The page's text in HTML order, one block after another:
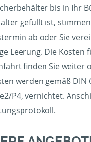
bis in Ihr
gefüllt ist,
ab oder Sie
Leerung. Die Kosten
finden Sie weiter
werden gemäß DIN
P4, vernichtet.